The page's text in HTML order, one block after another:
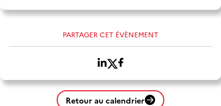
PARTAGER CET ÉVÈNEMENT
Retour au calendrier